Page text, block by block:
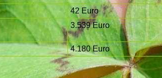
42 Euro
3.539 Euro
4.180 Euro